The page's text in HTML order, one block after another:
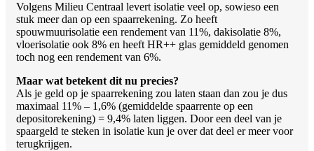
Volgens Milieu Centraal levert isolatie veel op, sowieso een
stuk meer dan op een spaarrekening. Zo heeft
spouwmuurisolatie een rendement van 11%, dakisolatie 8%,
vloerisolatie ook 8% en heeft HR++ glas gemiddeld genomen
toch nog een rendement van 6%.
Maar wat betekent dit nu precies?
Als je geld op je spaarrekening zou laten staan dan zou je dus
maximaal 11% – 1,6% (gemiddelde spaarrente op een
depositorekening) = 9,4% laten liggen. Door een deel van je
spaargeld te steken in isolatie kun je over dat deel er meer voor
terugkrijgen.